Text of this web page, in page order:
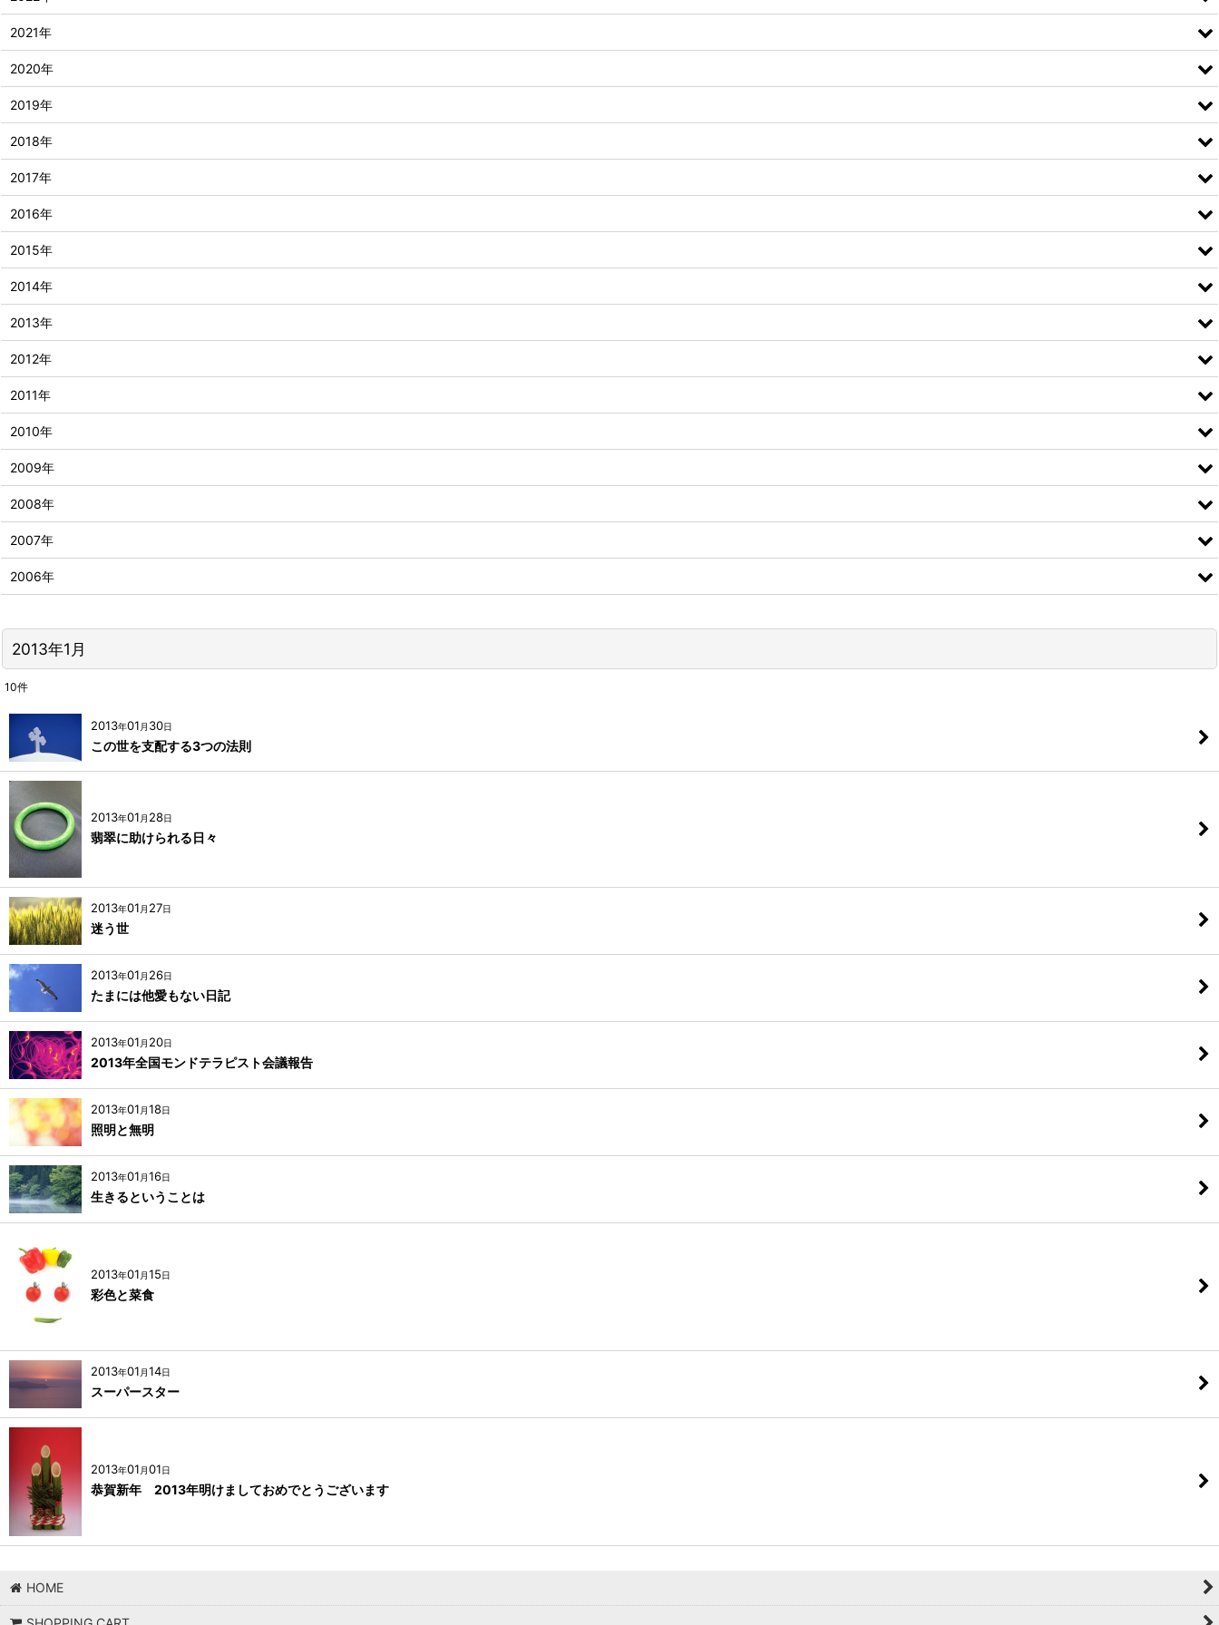
2013年1月
10件
2013年01 月 30日
この世を支配する3つの法則
2013年01 月 28日
翡翠に助けられる日々
2013年01 月 27日
迷う世
2013年01 月 26日
たまには他愛もない日記
2013年01 月 20日
2013年全国モンドテラピスト会議報告
2013年01 月18日
照明と無明
2013年01 月16日
生きるということは
2013年01 月15日
彩色と菜食
2013年01 月14日
スーパースター
2013年01 月01日
恭賀新年 2013年明けましておめでとうございます
2021年
2020年
2019年
2018年
2017年
2016年
2015年
2014年
2013年
2012年
2011年
2010年
2009年
2008年
2007年
2006年
HOME